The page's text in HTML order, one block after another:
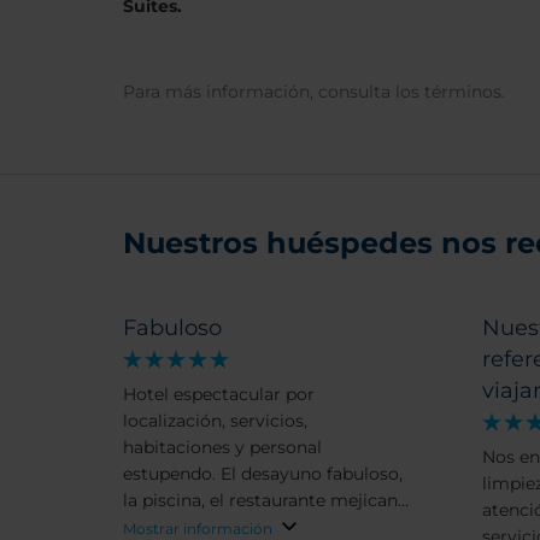
Suites.
Para más información, consulta los términos.
Nuestros huéspedes nos
Fabuloso
Hotel espectacular por
localización, servicios,
habitaciones y personal
estupendo. El desayuno fabuloso,
la piscina, el restaurante mejicano
y la terraza en la entrada. Es
Mostrar información
Nos